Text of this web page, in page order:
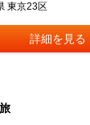
東京23区
詳細を見る